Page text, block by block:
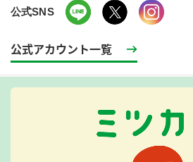
公式SNS
公式アカウント一覧